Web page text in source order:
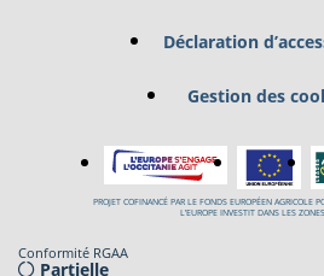
Déclaration
Gestion des
PROJET COFINANCÉ PAR LE FONDS EUROPÉEN AGRICOLE
L’EUROPE INVESTIT DANS LES
Conformité RGAA
Partielle